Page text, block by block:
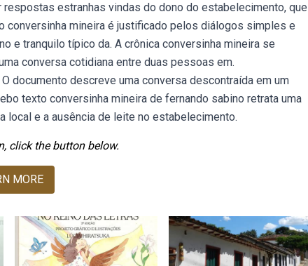
estranhas vindas do dono do estabelecimento, que
conversinha mineira é justificado pelos diálogos simples e
e tranquilo típico da. A crônica conversinha mineira se
conversa cotidiana entre duas pessoas em.
documento descreve uma conversa descontraída em um
texto conversinha mineira de fernando sabino retrata uma
local e a ausência de leite no estabelecimento.
click the button below.
MORE